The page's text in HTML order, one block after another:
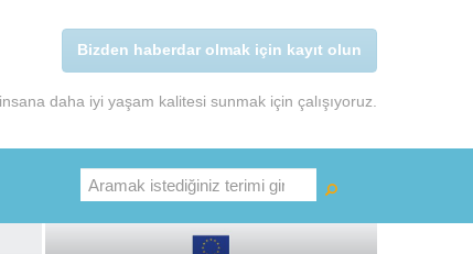
daha iyi yaşam kalitesi sunmak için çalışıyoruz.
Bizden haberdar olmak için kayıt olun
Ara